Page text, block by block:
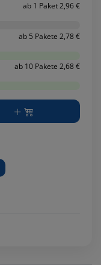
ab 1 Paket 2,96 €
ab 5 Pakete 2,78 €
ab 10 Pakete 2,68 €